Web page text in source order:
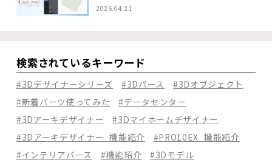
2026.04.21
検索されているキーワード
#3Dデザイナーシリーズ #3Dパース
#3Dオブジェクト
#新着パーツ使ってみた
#データセンター
#3Dアーキデザイナー
#3Dマイホームデザイナー
#3Dアーキデザイナー_機能紹介
#PRO10EX_機能紹介
#インテリアパース
#機能紹介
#3Dモデル